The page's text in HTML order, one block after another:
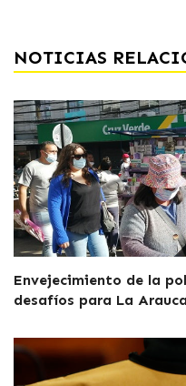
NOTICIAS
Envejecimiento de la
desafíos para La